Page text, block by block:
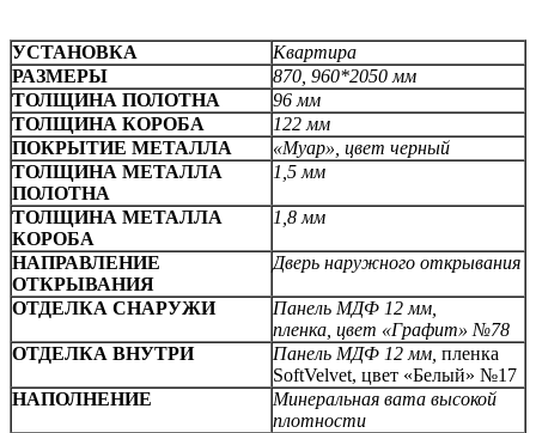
УСТАНОВКА
Квартира
РАЗМЕРЫ
870, 960*2050 мм
ТОЛЩИНА ПОЛОТНА
96 мм
ТОЛЩИНА КОРОБА
122 мм
ПОКРЫТИЕ МЕТАЛЛА
«Муар», цвет черный
ТОЛЩИНА МЕТАЛЛА
ПОЛОТНА
1,5 мм
ТОЛЩИНА МЕТАЛЛА
КОРОБА
1,8 мм
НАПРАВЛЕНИЕ
ОТКРЫВАНИЯ
Дверь наружного открывания
ОТДЕЛКА СНАРУЖИ
Панель МДФ 12 мм,
пленка, цвет «Графит» №78
ОТДЕЛКА ВНУТРИ
Панель МДФ 12 мм, пленка
SoftVelvet, цвет «Белый» №17
НАПОЛНЕНИЕ
Минеральная вата высокой
плотности